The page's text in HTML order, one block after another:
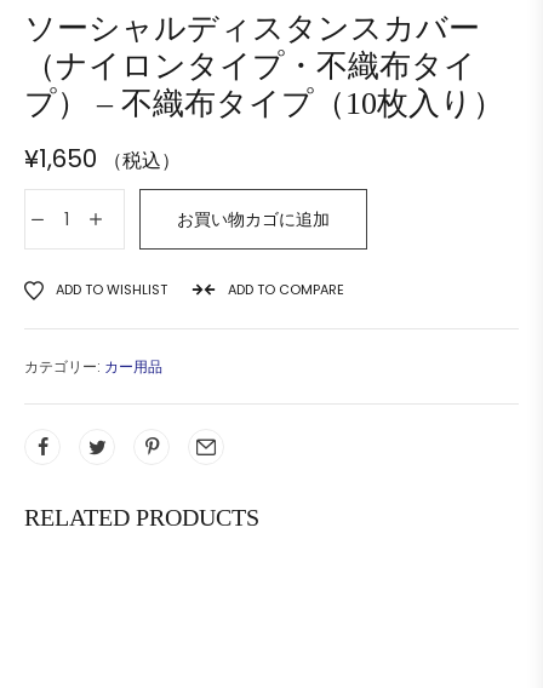
ソーシャルディスタンスカバー
（ナイロンタイプ・不織布タイ
プ） – 不織布タイプ（10枚入り）
¥1,650 （税込）
お買い物カゴに追加
ADD TO WISHLIST ADD TO COMPARE
カテゴリー: カー用品
RELATED PRODUCTS